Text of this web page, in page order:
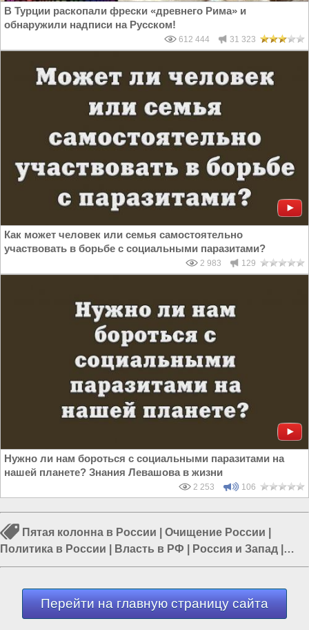
В Турции раскопали фрески «древнего Рима» и
обнаружили надписи на Русском!
612 444 31 323
Как может человек или семья самостоятельно
участвовать в борьбе с социальными паразитами?
2 983 129
Нужно ли нам бороться с социальными паразитами на
нашей планете? Знания Левашова в жизни
2 253 106
Пятая колонна в России Очищение России
Политика в России
Власть в РФ Россия и Запад
Путин в России|Россия и Евразия
Перейти на главную страницу сайта